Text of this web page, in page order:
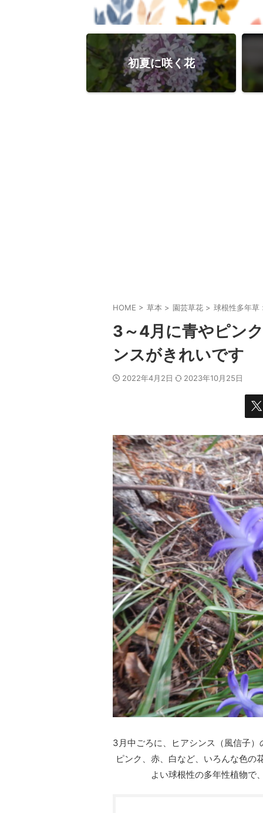
初夏に咲く花
HOME > 草本 > 園芸草花 > 球根性多年草
3～4月に青やピン
ンスがきれいです
2022年4月2日 2023年10月25日
3月中ごろに、ヒアシンス（風信子
ピンク、赤、白など、いろんな色の
よい球根性の多年性植物で